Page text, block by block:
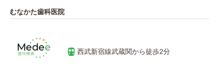
むなかた歯科医院